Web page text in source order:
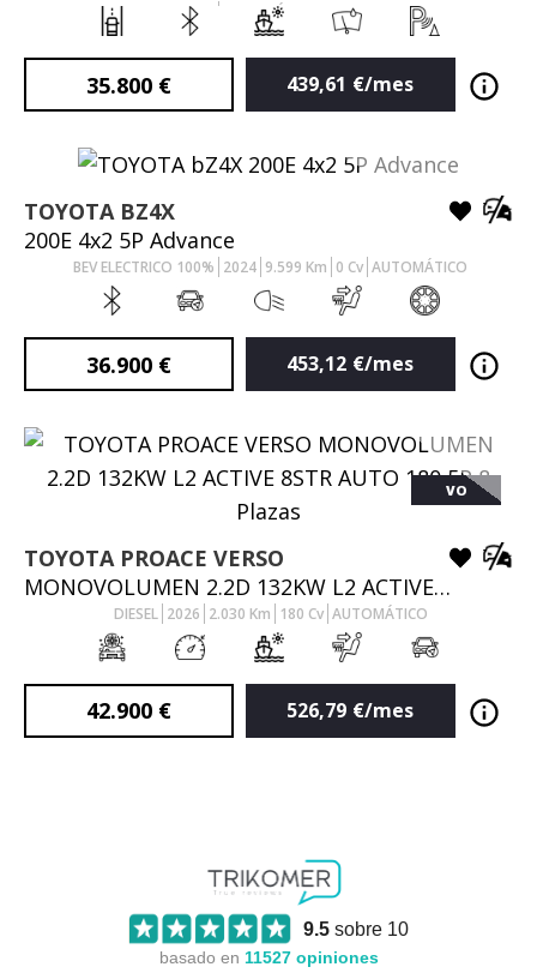
AUTOMÁTICO
35.800 € 439,61 €/mes
VO
TOYOTA BZ4X
200E 4x2 5P Advance
BEV ELECTRICO 100% 2024 9.599 Km 0 Cv AUTOMÁTICO
36.900 € 453,12 €/mes
VO
TOYOTA PROACE VERSO
MONOVOLUMEN 2.2D 132KW L2 ACTIVE 8STR AUTO 180 5P 8 Plazas
DIESEL 2026 2.030 Km 180 Cv AUTOMÁTICO
42.900 € 526,79 €/mes
9.5sobre 10
basado en 11527opiniones